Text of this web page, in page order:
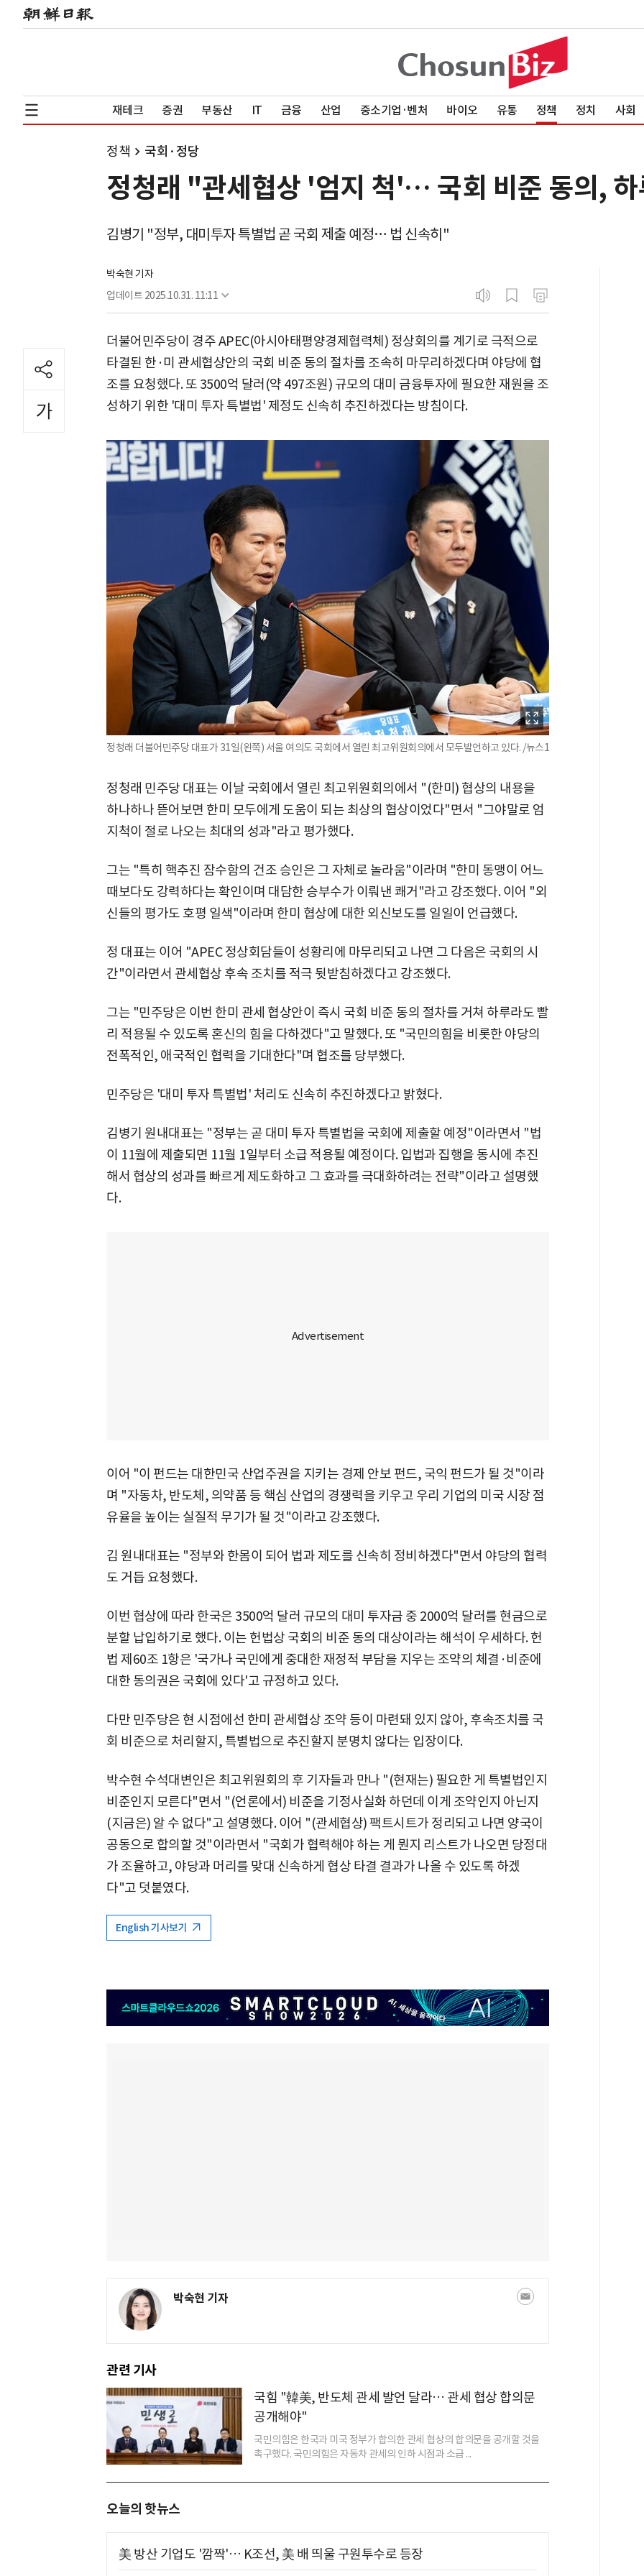
재테크 증권 부동산 IT 금융 산업 중소기업·벤처 바이오 유통 정책 정치 사회
정책 국회·정당
정청래 "관세협상 '엄지 척'… 국회 비준 동의,
김병기 "정부, 대미투자 특별법 곧 국회 제출 예정… 법 신속히"
박숙현 기자
업데이트 2025.10.31. 11:11
더불어민주당이 경주 APEC(아시아태평양경제협력체) 정상회의를 계기로 극적으로
타결된 한·미 관세협상안의 국회 비준 동의 절차를 조속히 마무리하겠다며 야당에 협
조를 요청했다. 또 3500억 달러(약 497조원) 규모의 대미 금융투자에 필요한 재원을 조
성하기 위한 '대미 투자 특별법' 제정도 신속히 추진하겠다는 방침이다.
정청래 더불어민주당 대표가 31일(왼쪽) 서울 여의도 국회에서 열린 최고위원회의에서 모두발언하고 있다. /뉴스1
정청래 민주당 대표는 이날 국회에서 열린 최고위원회의에서 "(한미) 협상의 내용을
하나하나 뜯어보면 한미 모두에게 도움이 되는 최상의 협상이었다"면서 "그야말로 엄
지척이 절로 나오는 최대의 성과"라고 평가했다.
그는 "특히 핵추진 잠수함의 건조 승인은 그 자체로 놀라움"이라며 "한미 동맹이 어느
때보다도 강력하다는 확인이며 대담한 승부수가 이뤄낸 쾌거"라고 강조했다. 이어 "외
신들의 평가도 호평 일색"이라며 한미 협상에 대한 외신보도를 일일이 언급했다.
정 대표는 이어 "APEC 정상회담들이 성황리에 마무리되고 나면 그 다음은 국회의 시
간"이라면서 관세협상 후속 조치를 적극 뒷받침하겠다고 강조했다.
그는 "민주당은 이번 한미 관세 협상안이 즉시 국회 비준 동의 절차를 거쳐 하루라도 빨
리 적용될 수 있도록 혼신의 힘을 다하겠다"고 말했다. 또 "국민의힘을 비롯한 야당의
전폭적인, 애국적인 협력을 기대한다"며 협조를 당부했다.
민주당은 '대미 투자 특별법' 처리도 신속히 추진하겠다고 밝혔다.
김병기 원내대표는 "정부는 곧 대미 투자 특별법을 국회에 제출할 예정"이라면서 "법
이 11월에 제출되면 11월 1일부터 소급 적용될 예정이다. 입법과 집행을 동시에 추진
해서 협상의 성과를 빠르게 제도화하고 그 효과를 극대화하려는 전략"이라고 설명했
다.
이어 "이 펀드는 대한민국 산업주권을 지키는 경제 안보 펀드, 국익 펀드가 될 것"이라
며 "자동차, 반도체, 의약품 등 핵심 산업의 경쟁력을 키우고 우리 기업의 미국 시장 점
유율을 높이는 실질적 무기가 될 것"이라고 강조했다.
김 원내대표는 "정부와 한몸이 되어 법과 제도를 신속히 정비하겠다"면서 야당의 협력
도 거듭 요청했다.
이번 협상에 따라 한국은 3500억 달러 규모의 대미 투자금 중 2000억 달러를 현금으로
분할 납입하기로 했다. 이는 헌법상 국회의 비준 동의 대상이라는 해석이 우세하다. 헌
법 제60조 1항은 '국가나 국민에게 중대한 재정적 부담을 지우는 조약의 체결·비준에
대한 동의권은 국회에 있다'고 규정하고 있다.
다만 민주당은 현 시점에선 한미 관세협상 조약 등이 마련돼 있지 않아, 후속조치를 국
회 비준으로 처리할지, 특별법으로 추진할지 분명치 않다는 입장이다.
박수현 수석대변인은 최고위원회의 후 기자들과 만나 "(현재는) 필요한 게 특별법인지
비준인지 모른다"면서 "(언론에서) 비준을 기정사실화 하던데 이게 조약인지 아닌지
(지금은) 알 수 없다"고 설명했다. 이어 "(관세협상) 팩트시트가 정리되고 나면 양국이
공동으로 합의할 것"이라면서 "국회가 협력해야 하는 게 뭔지 리스트가 나오면 당정대
가 조율하고, 야당과 머리를 맞대 신속하게 협상 타결 결과가 나올 수 있도록 하겠
다"고 덧붙였다.
English 기사보기
박숙현 기자
관련 기사
국힘 "韓美, 반도체 관세 발언 달라… 관세 협상 합의문
공개해야"
국민의힘은 한국과 미국 정부가 합의한 관세 협상의 합의문을 공개할 것을
촉구했다. 국민의힘은 자동차 관세의 인하 시점과 소급 ...
오늘의 핫뉴스
美 방산 기업도 '깜짝'… K조선, 美 배 띄울 구원투수로 등장